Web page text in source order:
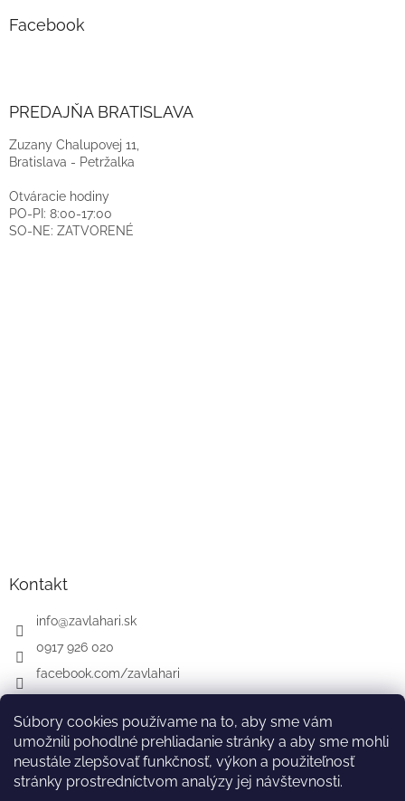
Súbory cookies používame na to, aby sme vám
umožnili pohodlné prehliadanie stránky a aby sme mohli
neustále zlepšovať funkčnosť, výkon a použiteľnosť
stránky prostredníctvom analýzy jej návštevnosti.
Facebook
PREDAJŇA BRATISLAVA
Zuzany Chalupovej 11,
Bratislava - Petržalka
Otváracie hodiny
PO-PI: 8:00-17:00
SO-NE: ZATVORENÉ
Kontakt
info@zavlahari.sk
0917 926 020
facebook.com/zavlahari
GARDENA McCULLOCH CZ AT DE